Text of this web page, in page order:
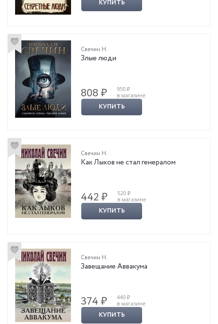
КУПИТЬ
Свечин Н.
Злые люди
808 ₽
950 ₽
в магазине
КУПИТЬ
Свечин Н.
Как Лыков не стал генералом
442 ₽
520 ₽
в магазине
КУПИТЬ
Свечин Н.
Завещание Аввакума
374 ₽
440 ₽
в магазине
КУПИТЬ